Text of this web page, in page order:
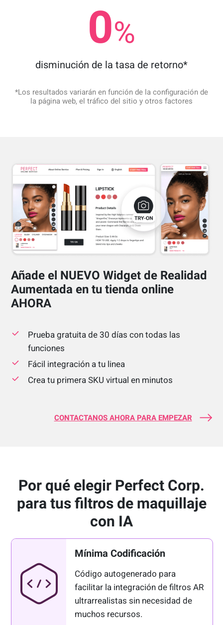
0%
disminución de la tasa de retorno*
*Los resultados variarán en función de la configuración de
la página web, el tráfico del sitio y otros factores
Añade el NUEVO Widget de Realidad
Aumentada en tu tienda online
AHORA
Prueba gratuita de 30 días con todas las
funciones
Fácil integración a tu linea
Crea tu primera SKU virtual en minutos
CONTACTANOS AHORA PARA EMPEZAR
Por qué elegir Perfect Corp.
para tus filtros de maquillaje
con IA
Mínima Codificación
Código autogenerado para
facilitar la integración de filtros AR
ultrarrealistas sin necesidad de
muchos recursos.